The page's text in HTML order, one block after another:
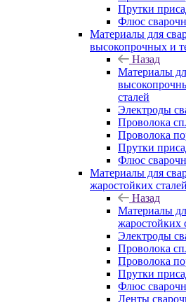
Прутки
Флюс
Материалы для
высокопрочных и
Назад
Материалы
сталей
Электроды
Проволока
Проволока
Прутки
Флюс
Материалы для
жаростойких сталей
Назад
Материалы
жаростойких
Электроды
Проволока
Проволока
Прутки
Флюс
Ленты